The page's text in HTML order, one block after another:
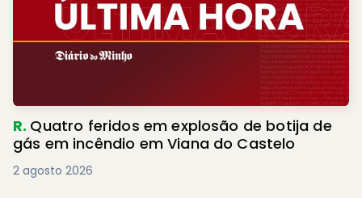
R. Quatro feridos em explosão de botija de
gás em incêndio em Viana do Castelo
2 agosto 2026